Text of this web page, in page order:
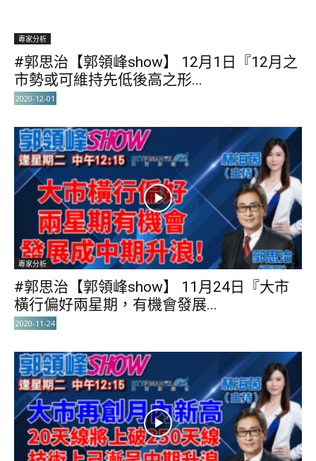
專家分析
#郭思治【郭領峰show】 12月1日『12月之
市勢或可維持先低後高之形...
2020-12-01
專家分析
#郭思治【郭領峰show】 11月24日『大市
橫行偏好兩星期，有機會發展...
2020-11-24